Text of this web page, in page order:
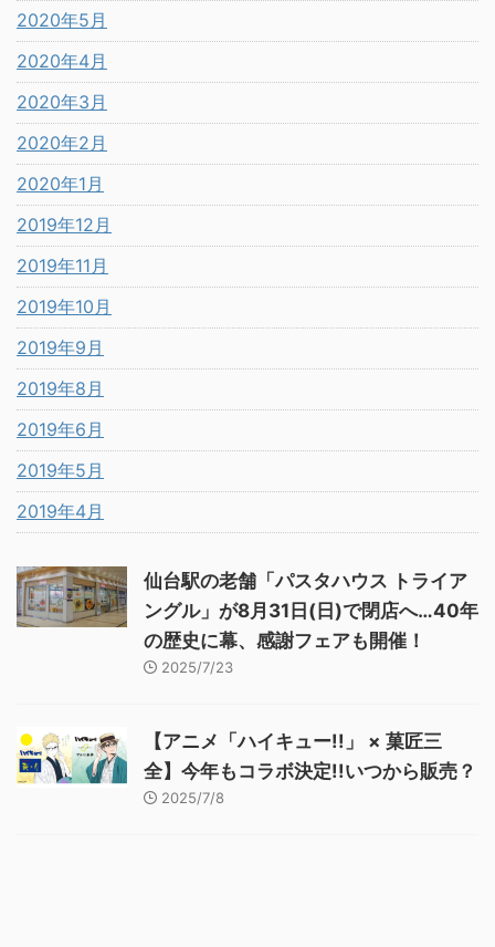
2020年5月
2020年4月
2020年3月
2020年2月
2020年1月
2019年12月
2019年11月
2019年10月
2019年9月
2019年8月
2019年6月
2019年5月
2019年4月
仙台駅の老舗「パスタハウス トライア
ングル」が8月31日(日)で閉店へ…40年
の歴史に幕、感謝フェアも開催！
2025/7/23
【アニメ「ハイキュー!!」 × 菓匠三
全】今年もコラボ決定!!いつから販売？
2025/7/8